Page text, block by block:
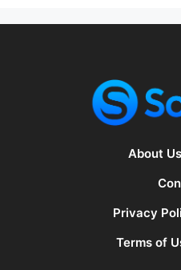
About
Privacy
Terms of